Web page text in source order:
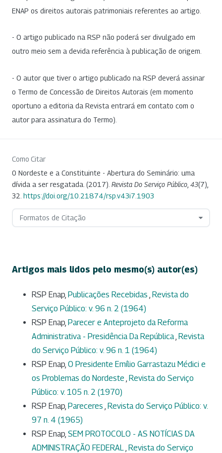
ENAP os direitos autorais patrimoniais referentes ao artigo.
- O artigo publicado na RSP não poderá ser divulgado em
outro meio sem a devida referência à publicação de origem.
- O autor que tiver o artigo publicado na RSP deverá assinar
o Termo de Concessão de Direitos Autorais (em momento
oportuno a editoria da Revista entrará em contato com o
autor para assinatura do Termo).
Como Citar
0 Nordeste e a Constituinte - Abertura do Seminário: uma
dívida a ser resgatada. (2017). Revista Do Serviço Público 43(7),
32. https://doi.org/10.21874/rsp.v43i7.1903
Formatos de Citação
Artigos mais lidos pelo mesmo(s) autor(es)
RSP Enap, Publicações Recebidas , Revista do
Serviço Público: v. 96 n. 2 (1964)
RSP Enap, Parecer e Anteprojeto da Reforma
Administrativa - Presidência Da República, Revista
do Serviço Público: v. 96 n. 1 (1964)
RSP Enap, O Presidente Emílio Garrastazu Médici e
os Problemas do Nordeste , Revista do Serviço
Público: v. 105 n. 2 (1970)
RSP Enap, Pareceres , Revista do Serviço Público: v.
97 n. 4 (1965)
RSP Enap, SEM PROTOCOLO - AS NOTÍCIAS DA
ADMINISTRAÇÃO FEDERAL, Revista do Serviço